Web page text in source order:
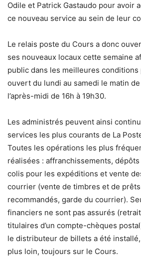
Odile et Patrick Gastaudo pour avoir
ce nouveau service au sein de leur
Le relais poste du Cours a donc
ses nouveaux locaux cette semaine
public dans les meilleures
ouvert du lundi au samedi le matin
l’après-midi de 16h à 19h30.
Les administrés peuvent ainsi
services les plus courants de La
Toutes les opérations les plus
réalisées : affranchissements,
colis pour les expéditions et vente
courrier (vente de timbres et de
recommandés, garde du courrier).
financiers ne sont pas assurés
titulaires d’un compte-chèques
le distributeur de billets a été
plus loin, toujours sur le Cours.